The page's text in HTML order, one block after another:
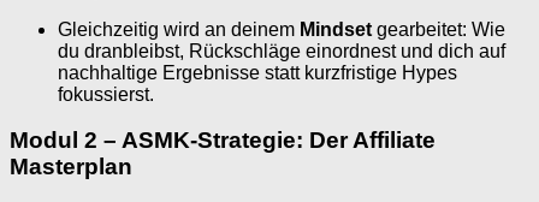
Gleichzeitig wird an deinem Mindset gearbeitet: Wie
du dranbleibst, Rückschläge einordnest und dich auf
nachhaltige Ergebnisse statt kurzfristige Hypes
fokussierst.
Modul 2 – ASMK-Strategie: Der Affiliate
Masterplan